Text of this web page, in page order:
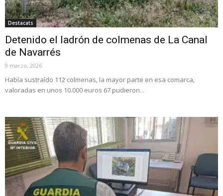
Destacats
Detenido el ladrón de colmenas de La Canal
de Navarrés
9 marzo, 2026
Había sustraído 112 colmenas, la mayor parte en esa comarca,
valoradas en unos 10.000 euros 67 pudieron...